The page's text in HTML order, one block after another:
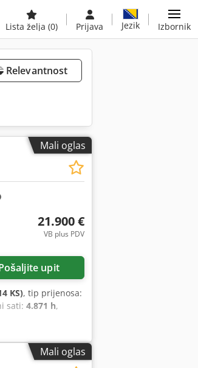
Lista želja (0) Prijava Jezik Izbornik
Relevantnost
Mali oglas
21.900 €
VB plus PDV
upit
KS), tip prijenosa:
sati: 4.871 h,
Mali oglas